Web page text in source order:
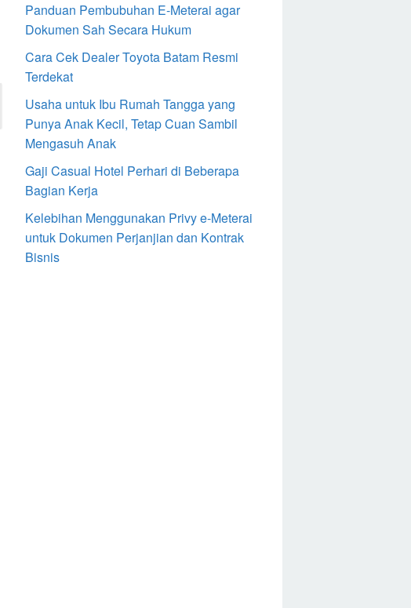
Panduan Pembubuhan E-Meterai agar
Dokumen Sah Secara Hukum
Cara Cek Dealer Toyota Batam Resmi
Terdekat
Usaha untuk Ibu Rumah Tangga yang
Punya Anak Kecil, Tetap Cuan Sambil
Mengasuh Anak
Gaji Casual Hotel Perhari di Beberapa
Bagian Kerja
Kelebihan Menggunakan Privy e-Meterai
untuk Dokumen Perjanjian dan Kontrak
Bisnis